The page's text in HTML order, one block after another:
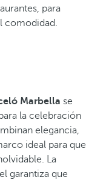
para
comodidad.
Marbella se
la celebración
elegancia,
ideal para que
La
garantiza que